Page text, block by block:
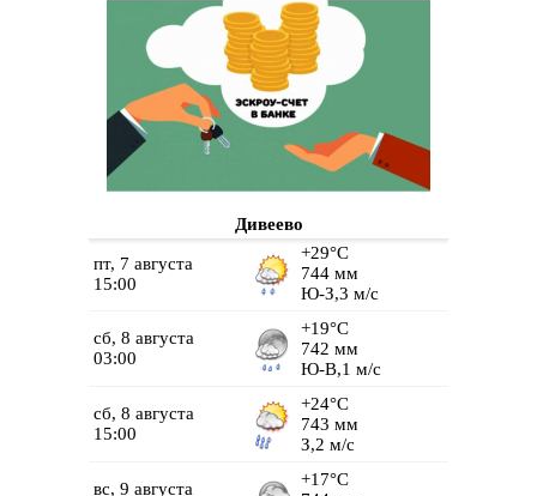
Дивеево